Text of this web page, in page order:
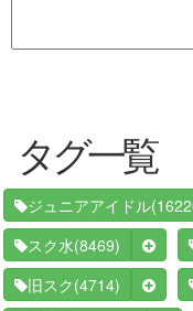
タグ一覧
ジュニアアイドル
スク水(8469)
旧スク (4714)